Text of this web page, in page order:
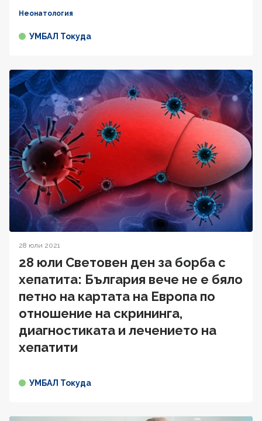
Неонатология
УМБАЛ Токуда
28 юли 2021
28 юли Световен ден за борба с
хепатита: България вече не е бяло
петно на картата на Европа по
отношение на скрининга,
диагностиката и лечението на
хепатити
УМБАЛ Токуда